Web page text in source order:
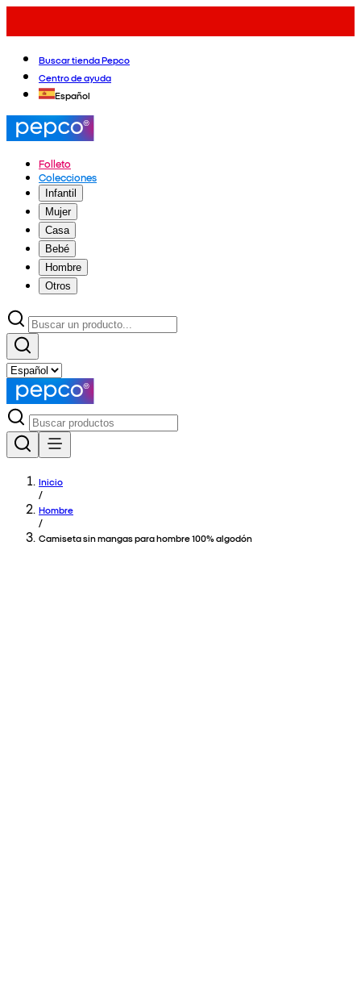
Buscar tienda Pepco
Centro de ayuda
Español
Folleto
Colecciones
Infantil
Mujer
Casa
Bebé
Hombre
Otros
Inicio
/
Hombre
/
Camiseta sin mangas para hombre 100% algodón